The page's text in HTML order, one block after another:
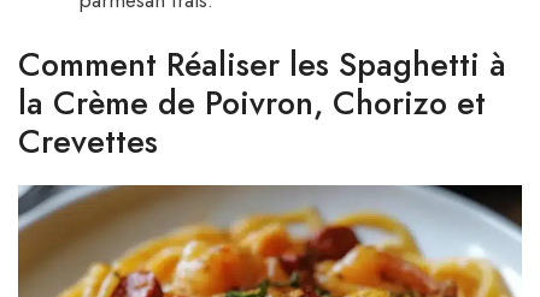
Comment Réaliser les Spaghetti à
la Crème de Poivron, Chorizo et
Crevettes